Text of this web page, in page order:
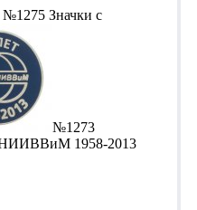
№1275 Значки с
№1273
1958-2013